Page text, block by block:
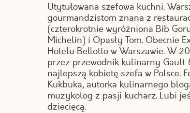
Utytułowana szefowa kuchni.
gourmandzistom znana z
(czterokrotnie wyróżniona Bib
Michelin) i Opasły Tom. Obecnie
Hotelu Bellotto w Warszawie. W
przez przewodnik kulinarny Gault
najlepszą kobietę szefa w Polsce.
Kukbuka, autorka kulinarnego
muzykolog z pasji kucharz. Lubi
dziecięcą.